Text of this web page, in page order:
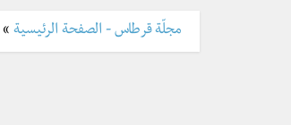
مجلّة قرطاس - الصفحة الرئيسية »